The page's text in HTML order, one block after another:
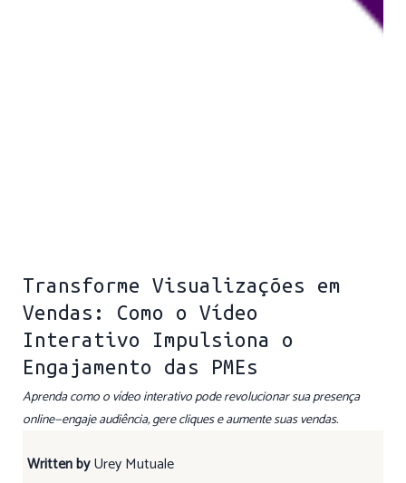
Transforme Visualizações em
Vendas: Como o Vídeo
Interativo Impulsiona o
Engajamento das PMEs
Aprenda como o vídeo interativo pode revolucionar sua presença
online—engaje audiência, gere cliques e aumente suas vendas.
Written byUrey Mutuale